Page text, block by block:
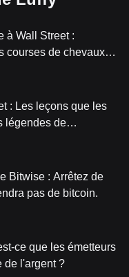
de manga
qui ont fait la
et de son
Token
unes de ses
décentralisée, ce
le réseau. Cela
liberté et une plus
le Luffy Token offre
Chaque transaction
à Wall Street :
courses de chevaux,
: Les leçons que les
légendes de
bitcoin
Bitwise : Arrêtez de
pas de bitcoin.
ce que les émetteurs
de l'argent ?